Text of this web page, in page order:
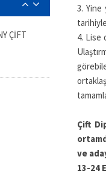
ÇİFT
3. Yine
4. Lise
Çift
ve
13-24